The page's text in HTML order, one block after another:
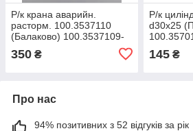
Р/к крана аварийн.
расторм. 100.3537110
(Балаково) 100.3537109-
350 ₴
Р/к
d30х25
145₴
Про нас
94% позитивних з 52 відгуків за рік